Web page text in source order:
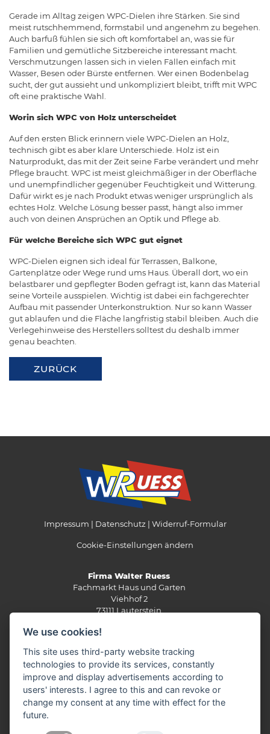
Gerade im Alltag zeigen WPC-Dielen ihre Stärken. Sie sind
meist rutschhemmend, formstabil und angenehm zu begehen.
Auch barfuß fühlen sie sich oft komfortabel an, was sie für
Familien und gemütliche Sitzbereiche interessant macht.
Verschmutzungen lassen sich in vielen Fällen einfach mit
Wasser, Besen oder Bürste entfernen. Wer einen Bodenbelag
sucht, der gut aussieht und unkompliziert bleibt, trifft mit WPC
oft eine praktische Wahl.
Worin sich WPC von Holz unterscheidet
Auf den ersten Blick erinnern viele WPC-Dielen an Holz,
technisch gibt es aber klare Unterschiede. Holz ist ein
Naturprodukt, das mit der Zeit seine Farbe verändert und mehr
Pflege braucht. WPC ist meist gleichmäßiger in der Oberfläche
und unempfindlicher gegenüber Feuchtigkeit und Witterung.
Dafür wirkt es je nach Produkt etwas weniger ursprünglich als
echtes Holz. Welche Lösung besser passt, hängt also immer
auch von deinen Ansprüchen an Optik und Pflege ab.
Für welche Bereiche sich WPC gut eignet
WPC-Dielen eignen sich ideal für Terrassen, Balkone,
Gartenplätze oder Wege rund ums Haus. Überall dort, wo ein
belastbarer und gepflegter Boden gefragt ist, kann das Material
seine Vorteile ausspielen. Wichtig ist dabei ein fachgerechter
Aufbau mit passender Unterkonstruktion. Nur so kann Wasser
gut ablaufen und die Fläche langfristig stabil bleiben. Auch die
Verlegehinweise des Herstellers solltest du deshalb immer
genau beachten.
ZURÜCK
Impressum Datenschutz Widerruf-Formular
Cookie-Einstellungen ändern
Firma Walter Ruess
Fachmarkt Haus und Garten
Viehhof 2
73111 Lauterstein
Telefon: 07332 / 3337
E-Mail:info(at)wruess.de
Öffnungszeiten:
Montag - Freitag:
8.30 - 12.30 Uhr
We use cookies!
This site uses third-party website tracking
technologies to provide its services, constantly
improve and display advertisements according to
users' interests. I agree to this and can revoke or
change my consent at any time with effect for the
future.